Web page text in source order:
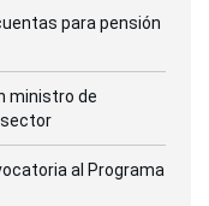
para pensión
ministro de
sector
al Programa